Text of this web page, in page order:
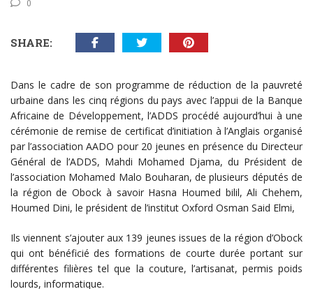
0
SHARE:
Dans le cadre de son programme de réduction de la pauvreté
urbaine dans les cinq régions du pays avec l’appui de la Banque
Africaine de Développement, l’ADDS procédé aujourd’hui à une
cérémonie de remise de certificat d’initiation à l’Anglais organisé
par l’association AADO pour 20 jeunes en présence du Directeur
Général de l’ADDS, Mahdi Mohamed Djama, du Président de
l’association Mohamed Malo Bouharan, de plusieurs députés de
la région de Obock à savoir Hasna Houmed bilil, Ali Chehem,
Houmed Dini, le président de l’institut Oxford Osman Said Elmi,
Ils viennent s’ajouter aux 139 jeunes issues de la région d’Obock
qui ont bénéficié des formations de courte durée portant sur
différentes filières tel que la couture, l’artisanat, permis poids
lourds, informatique.